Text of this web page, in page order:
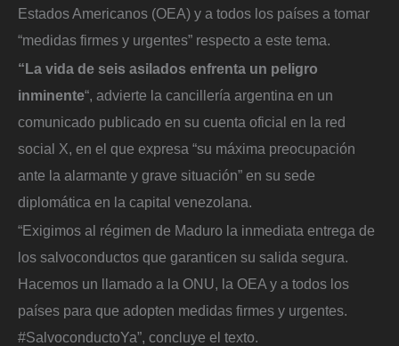
Estados Americanos (OEA) y a todos los países a tomar
“medidas firmes y urgentes” respecto a este tema.
“La vida de seis asilados enfrenta un peligro
inminente“, advierte la cancillería argentina en un
comunicado publicado en su cuenta oficial en la red
social X, en el que expresa “su máxima preocupación
ante la alarmante y grave situación” en su sede
diplomática en la capital venezolana.
“Exigimos al régimen de Maduro la inmediata entrega de
los salvoconductos que garanticen su salida segura.
Hacemos un llamado a la ONU, la OEA y a todos los
países para que adopten medidas firmes y urgentes.
#SalvoconductoYa”, concluye el texto.